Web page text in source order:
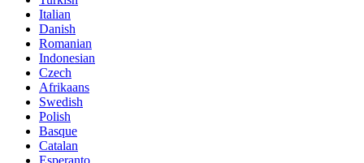
Italian
Danish
Romanian
Indonesian
Czech
Afrikaans
Swedish
Polish
Basque
Catalan
Esperanto